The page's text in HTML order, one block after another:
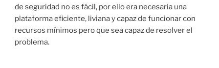
de seguridad no es fácil, por ello era necesaria una
plataforma eficiente, liviana y capaz de funcionar con
recursos mínimos pero que sea capaz de resolver el
problema.